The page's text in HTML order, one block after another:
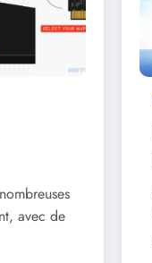
avec de